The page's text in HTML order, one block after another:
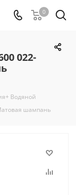
0
022-
Водяной
шампань